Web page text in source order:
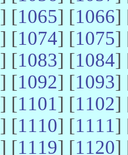
] [1065] [1066]
] [1074] [1075]
] [1083] [1084]
] [1092] [1093]
] [1101] [1102]
] [1110] [1111]
] [1119] [1120]